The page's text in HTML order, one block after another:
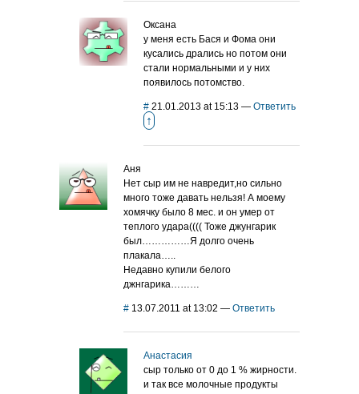
Оксана
у меня есть Бася и Фома они
кусались дрались но потом они
стали нормальными и у них
появилось потомство.
# 21.01.2013 at 15:13 — Ответить
↑
Аня
Нет сыр им не навредит,но сильно
много тоже давать нельзя! А моему
хомячку было 8 мес. и он умер от
теплого удара(((( Тоже джунгарик
был……………Я долго очень
плакала…..
Недавно купили белого
джнгарика………
# 13.07.2011 at 13:02 — Ответить
Анастасия
сыр только от 0 до 1 % жирности.
и так все молочные продукты